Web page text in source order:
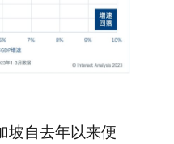
坡自去年以来便